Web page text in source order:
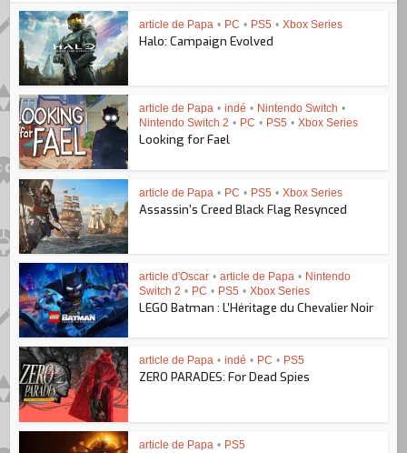
article de Papa • PC • PS5 • Xbox Series
Halo: Campaign Evolved
article de Papa • indé • Nintendo Switch •
Nintendo Switch 2 • PC • PS5 • Xbox Series
Looking for Fael
article de Papa • PC • PS5 • Xbox Series
Assassin’s Creed Black Flag Resynced
article d'Oscar • article de Papa • Nintendo
Switch 2 • PC • PS5 • Xbox Series
LEGO Batman : L’Héritage du Chevalier Noir
article de Papa • indé • PC • PS5
ZERO PARADES: For Dead Spies
article de Papa • PS5